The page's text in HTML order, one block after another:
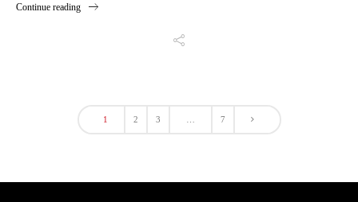
Continue reading
1 2 3 7